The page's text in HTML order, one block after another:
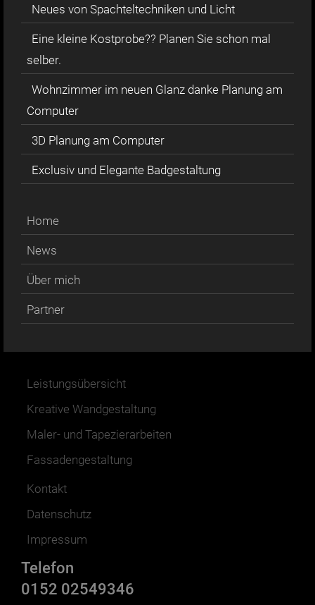
Neues von Spachteltechniken und Licht
Eine kleine Kostprobe?? Planen Sie schon mal
selber.
Wohnzimmer im neuen Glanz danke Planung am
Computer
3D Planung am Computer
Exclusiv und Elegante Badgestaltung
Home
News
Über mich
Partner
Leistungsübersicht
Kreative Wandgestaltung
Maler- und Tapezierarbeiten
Fassadengestaltung
Kontakt
Datenschutz
Impressum
Telefon
0152 02549346